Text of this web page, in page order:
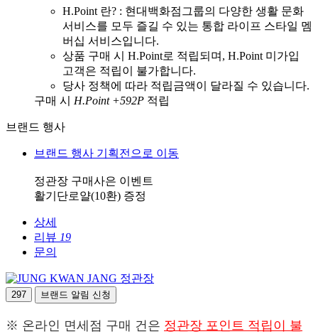
H.Point 란? : 현대백화점그룹의 다양한 생활 문화
서비스를 모두 즐길 수 있는 통합 라이프 스타일 멤
버십 서비스입니다.
상품 구매 시 H.Point로 적립되며, H.Point 미가입
고객은 적립이 불가합니다.
당사 정책에 따라 적립금액이 달라질 수 있습니다.
구매 시 H.Point +592P 적립
브랜드 행사
브랜드 행사 기획전으로 이동
정관장 구매사은 이벤트
활기단로얄(10환) 증정
상세
리뷰 19
문의
정관장
297 브랜드 알림 신청
※ 온라인 면세점 구매 건은 정관장 포인트 적립이 불